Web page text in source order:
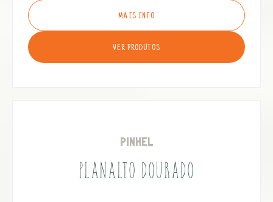
MAIS INFO
VER PRODUTOS
PINHEL
PLANALTO DOURADO